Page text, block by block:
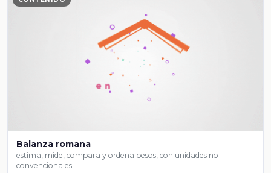
Balanza romana
estima, mide, compara y ordena pesos, con unidades no
convencionales.